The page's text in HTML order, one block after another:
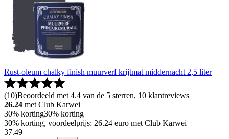
Rust-oleum chalky finish muurverf krijtmat middernacht 2,5 liter
(10)Beoordeeld met 4.4 van de 5 sterren, 10 klantreviews
26.24 met Club Karwei
30% korting30% korting
30% korting, voordeelprijs: 26.24 euro met Club Karwei
37.49